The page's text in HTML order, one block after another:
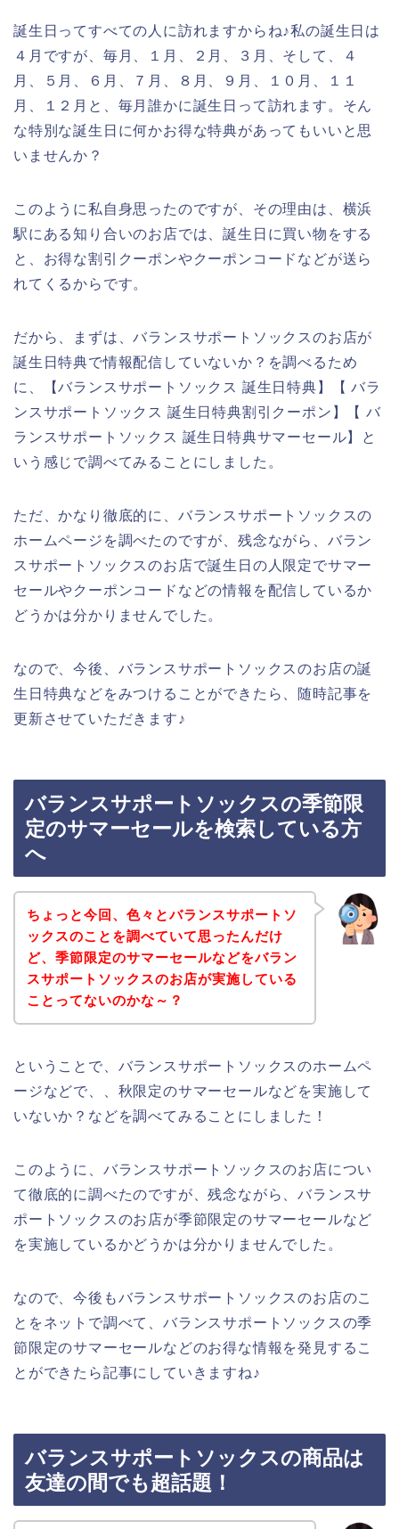
誕生日ってすべての人に訪れますからね♪私の誕生日は
４月ですが、毎月、１月、２月、３月、そして、４
月、５月、６月、７月、８月、９月、１０月、１１
月、１２月と、毎月誰かに誕生日って訪れます。そん
な特別な誕生日に何かお得な特典があってもいいと思
いませんか？
このように私自身思ったのですが、その理由は、横浜
駅にある知り合いのお店では、誕生日に買い物をする
と、お得な割引クーポンやクーポンコードなどが送ら
れてくるからです。
だから、まずは、バランスサポートソックスのお店が
誕生日特典で情報配信していないか？を調べるため
に、【バランスサポートソックス 誕生日特典】【 バラ
ンスサポートソックス 誕生日特典割引クーポン】【 バ
ランスサポートソックス 誕生日特典サマーセール】と
いう感じで調べてみることにしました。
ただ、かなり徹底的に、バランスサポートソックスの
ホームページを調べたのですが、残念ながら、バラン
スサポートソックスのお店で誕生日の人限定でサマー
セールやクーポンコードなどの情報を配信しているか
どうかは分かりませんでした。
なので、今後、バランスサポートソックスのお店の誕
生日特典などをみつけることができたら、随時記事を
更新させていただきます♪
バランスサポートソックスの季節限
定のサマーセールを検索している方
へ
ちょっと今回、色々とバランスサポートソ
ックスのことを調べていて思ったんだけ
ど、季節限定のサマーセールなどをバラン
スサポートソックスのお店が実施している
ことってないのかな～？
ということで、バランスサポートソックスのホームペ
ージなどで、、秋限定のサマーセールなどを実施して
いないか？などを調べてみることにしました！
このように、バランスサポートソックスのお店につい
て徹底的に調べたのですが、残念ながら、バランスサ
ポートソックスのお店が季節限定のサマーセールなど
を実施しているかどうかは分かりませんでした。
なので、今後もバランスサポートソックスのお店のこ
とをネットで調べて、バランスサポートソックスの季
節限定のサマーセールなどのお得な情報を発見するこ
とができたら記事にしていきますね♪
バランスサポートソックスの商品は
友達の間でも超話題！